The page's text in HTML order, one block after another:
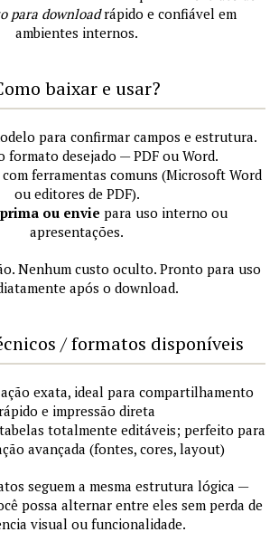
para downloadrápido e confiável em
ambientes internos.
baixar e usar?
para confirmar campos e estrutura.
formato desejado — PDF ou Word.
com ferramentas comuns (Microsoft Word
ou editores de PDF).
ou envie para uso interno ou
apresentações.
Nenhum custo oculto. Pronto para uso
após o download.
/ formatos disponíveis
exata, ideal para compartilhamento
e impressão direta
totalmente editáveis; perfeito para
avançada (fontes, cores, layout)
seguem a mesma estrutura lógica —
possa alternar entre eles sem perda de
visual ou funcionalidade.